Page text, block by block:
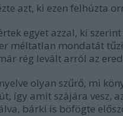
azt, ki ezen felhúzta
egyet azzal, ki szerint
méltatlan mondatát
rég levált arról az
olyan szűrő, mi
így amit szájára vesz,
bárki is böfögte